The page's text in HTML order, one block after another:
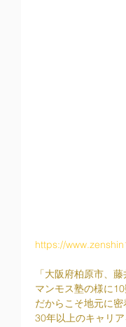
https://
「大阪府柏原市、
マンモス塾の様に
だからこそ地元に密
30年以上のキャリ